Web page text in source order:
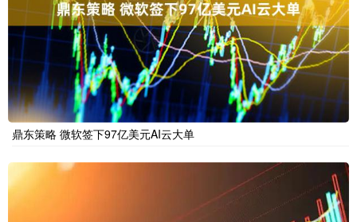
鼎东策略 微软签下97亿美元AI云大单